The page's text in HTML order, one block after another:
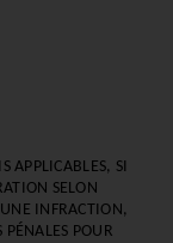
APPLICABLES, SI
SELON
INFRACTION,
PÉNALES POUR